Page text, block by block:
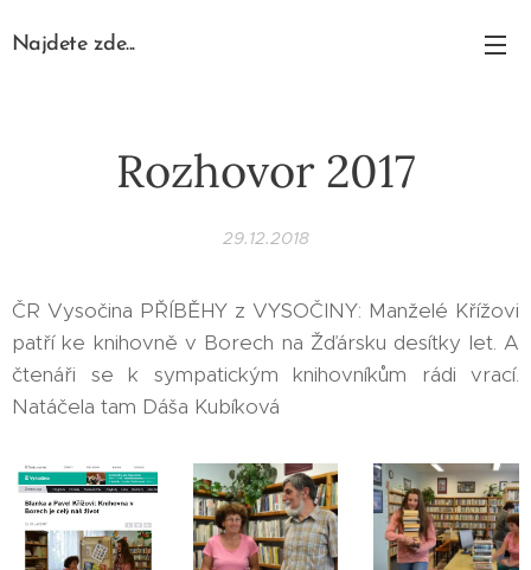
Najdete zde...
Rozhovor 2017
29.12.2018
ČR Vysočina PŘÍBĚHY z VYSOČINY: Manželé Křížovi
patří ke knihovně v Borech na Žďársku desítky let. A
čtenáři se k sympatickým knihovníkům rádi vrací.
Natáčela tam Dáša Kubíková